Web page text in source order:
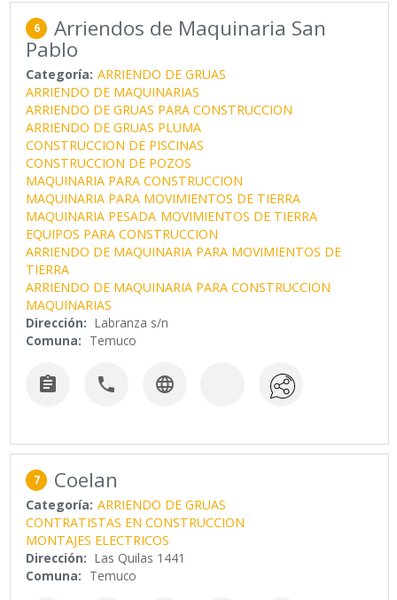
6 Arriendos de Maquinaria San
Pablo
Categoría: ARRIENDO DE GRUAS
ARRIENDO DE MAQUINARIAS
ARRIENDO DE GRUAS PARA CONSTRUCCION
ARRIENDO DE GRUAS PLUMA
CONSTRUCCION DE PISCINAS
CONSTRUCCION DE POZOS
MAQUINARIA PARA CONSTRUCCION
MAQUINARIA PARA MOVIMIENTOS DE TIERRA
MAQUINARIA PESADA MOVIMIENTOS DE TIERRA
EQUIPOS PARA CONSTRUCCION
ARRIENDO DE MAQUINARIA PARA MOVIMIENTOS DE
TIERRA
ARRIENDO DE MAQUINARIA PARA CONSTRUCCION
MAQUINARIAS
Dirección: Labranza s/n
Comuna: Temuco
  
7 Coelan
Categoría: ARRIENDO DE GRUAS
CONTRATISTAS EN CONSTRUCCION
MONTAJES ELECTRICOS
Dirección: Las Quilas 1441
Comuna: Temuco